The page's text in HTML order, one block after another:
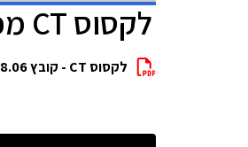
לקסוס CT מפרטים להורדה
לקסוס CT - קובץ 2018.06 מפרט טכני מלא להורדה